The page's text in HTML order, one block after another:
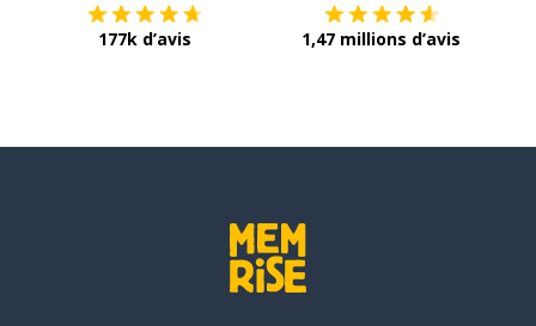
177k d’avis 1,47 millions d’avis